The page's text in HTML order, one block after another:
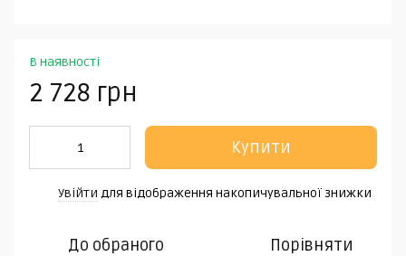
В наявності
2 728 грн
Купити
Увійти для відображення накопичувальної знижки
До обраного Порівняти